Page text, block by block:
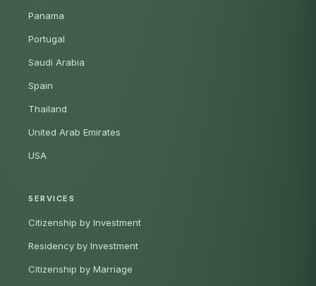
Panama
Portugal
Saudi Arabia
Spain
Thailand
United Arab Emirates
USA
SERVICES
Citizenship by Investment
Residency by Investment
Citizenship by Marriage